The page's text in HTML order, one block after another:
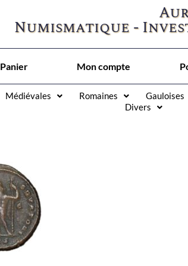
Numismatique -
Panier Mon compte
Médiévales Romaines Gauloises
Divers